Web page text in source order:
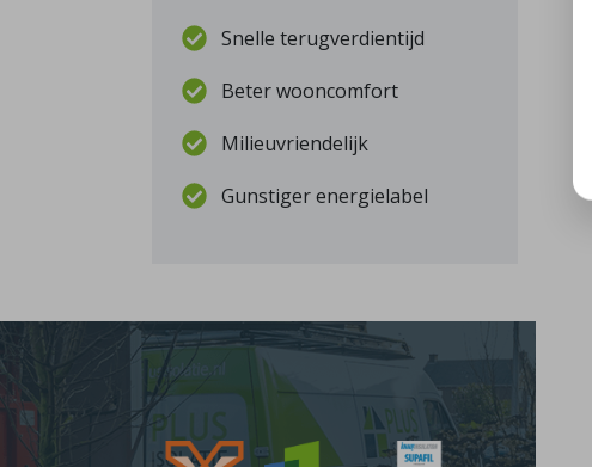
Snelle terugverdientijd
Beter wooncomfort
Milieuvriendelijk
Gunstiger energielabel